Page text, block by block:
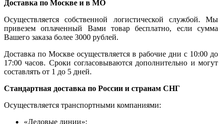
Доставка по Москве и в МО
Осуществляется собственной логистической службой. Мы
привезем оплаченный Вами товар бесплатно, если сумма
Вашего заказа более 3000 рублей.
Доставка по Москве осуществляется в рабочие дни с 10:00 до
17:00 часов. Сроки согласовываются дополнительно и могут
составлять от 1 до 5 дней.
Стандартная доставка по России и странам СНГ
Осуществляется транспортными компаниями:
«Деловые линии»;